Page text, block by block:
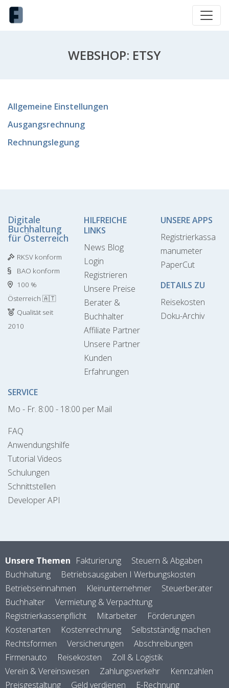
WEBSHOP: ETSY
Allgemeine Einstellungen
Ausgangsrechnung
Rechnungslegung
Digitale
Buchhaltung
für Österreich
RKSV konform
BAO konform
100 %
Österreich 🇦🇹
Qualität seit
2010
HILFREICHE
LINKS
News Blog
Login
Registrieren
Unsere Preise
Berater &
Buchhalter
Affiliate Partner
Unsere Partner
Kunden
Erfahrungen
UNSERE APPS
Registrierkassa
manumeter
PaperCut
DETAILS ZU
Reisekosten
Doku-Archiv
SERVICE
Mo - Fr. 8:00 - 18:00 per Mail
FAQ
Anwendungshilfe
Tutorial Videos
Schulungen
Schnittstellen
Developer API
Unsere Themen Fakturierung
Steuern & Abgaben
Buchhaltung
Betriebsausgaben I Werbungskosten
Betriebseinnahmen
Kleinunternehmer
Steuerberater
Buchhalter
Vermietung & Verpachtung
Registrierkassenpflicht
Mitarbeiter
Förderungen
Kostenarten
Kostenrechnung
Selbstständig machen
Rechtsformen
Versicherungen
Abschreibungen
Firmenauto
Reisekosten
Zoll & Logistik
Verein & Vereinswesen
Zahlungsverkehr
Kennzahlen
Preisgestaltung
Geld verdienen E-Rechnung